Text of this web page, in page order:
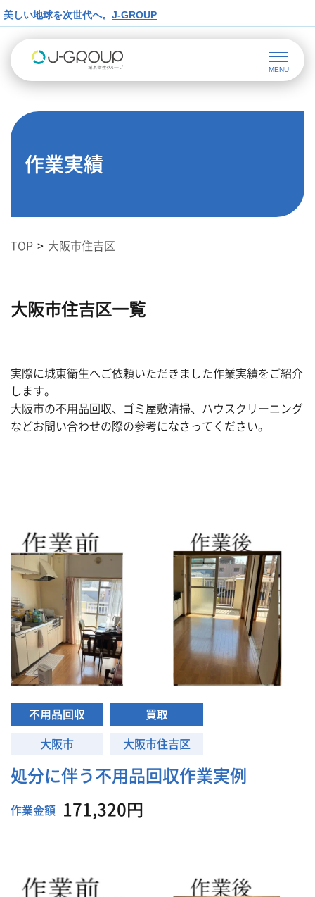
美しい地球を次世代へ。 J-GROUP
作業実績
TOP 大阪市住吉区
大阪市住吉区一覧
実際に城東衛生へご依頼いただきました作業実績をご紹介
します。
大阪市の不用品回収、ゴミ屋敷清掃、ハウスクリーニング
などお問い合わせの際の参考になさってください。
不用品回収 買取
大阪市 大阪市住吉区
処分に伴う不用品回収作業実例
作業金額 171,320円